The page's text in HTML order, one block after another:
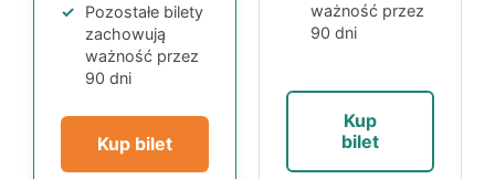
Pozostałe bilety
zachowują
ważność przez
90 dni
Kup bilet
ważność przez
90 dni
Kup
bilet